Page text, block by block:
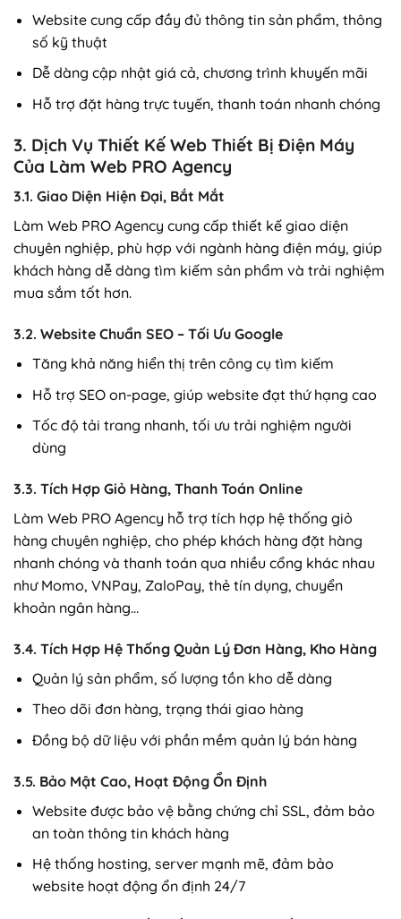
Website cung cấp đầy đủ thông tin sản phẩm, thông
số kỹ thuật
Dễ dàng cập nhật giá cả, chương trình khuyến mãi
Hỗ trợ đặt hàng trực tuyến, thanh toán nhanh chóng
3. Dịch Vụ Thiết Kế Web Thiết Bị Điện Máy
Của Làm Web PRO Agency
3.1. Giao Diện Hiện Đại, Bắt Mắt
Làm Web PRO Agency cung cấp thiết kế giao diện
chuyên nghiệp, phù hợp với ngành hàng điện máy, giúp
khách hàng dễ dàng tìm kiếm sản phẩm và trải nghiệm
mua sắm tốt hơn.
3.2. Website Chuẩn SEO – Tối Ưu Google
Tăng khả năng hiển thị trên công cụ tìm kiếm
Hỗ trợ SEO on-page, giúp website đạt thứ hạng cao
Tốc độ tải trang nhanh, tối ưu trải nghiệm người
dùng
3.3. Tích Hợp Giỏ Hàng, Thanh Toán Online
Làm Web PRO Agency hỗ trợ tích hợp hệ thống giỏ
hàng chuyên nghiệp, cho phép khách hàng đặt hàng
nhanh chóng và thanh toán qua nhiều cổng khác nhau
như Momo, VNPay, ZaloPay, thẻ tín dụng, chuyển
khoản ngân hàng…
3.4. Tích Hợp Hệ Thống Quản Lý Đơn Hàng, Kho Hàng
Quản lý sản phẩm, số lượng tồn kho dễ dàng
Theo dõi đơn hàng, trạng thái giao hàng
Đồng bộ dữ liệu với phần mềm quản lý bán hàng
3.5. Bảo Mật Cao, Hoạt Động Ổn Định
Website được bảo vệ bằng chứng chỉ SSL, đảm bảo
an toàn thông tin khách hàng
Hệ thống hosting, server mạnh mẽ, đảm bảo
website hoạt động ổn định 24/7